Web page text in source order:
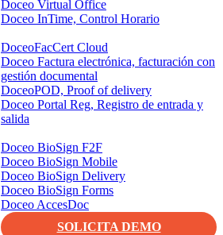
Doceo Virtual Office
Doceo InTime, Control Horario
DoceoFacCert Cloud
Doceo Factura electrónica, facturación con
gestión documental
DoceoPOD, Proof of delivery
Doceo Portal Reg, Registro de entrada y
salida
Doceo BioSign F2F
Doceo BioSign Mobile
Doceo BioSign Delivery
Doceo BioSign Forms
Doceo AccesDoc
SOLICITA DEMO